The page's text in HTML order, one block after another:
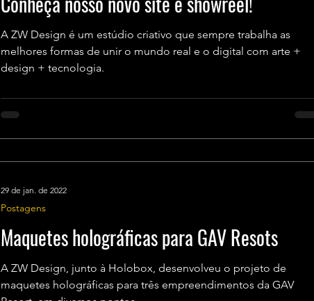
A ZW Design é um estúdio criativo que sempre trabalha as
melhores formas de unir o mundo real e o digital com arte +
design + tecnologia.
Maquetes holográficas para GAV Resots
A ZW Design, junto à Holobox, desenvolveu o projeto de
maquetes holográficas para três empreendimentos da GAV
Postagens
29 de jan. de 2022